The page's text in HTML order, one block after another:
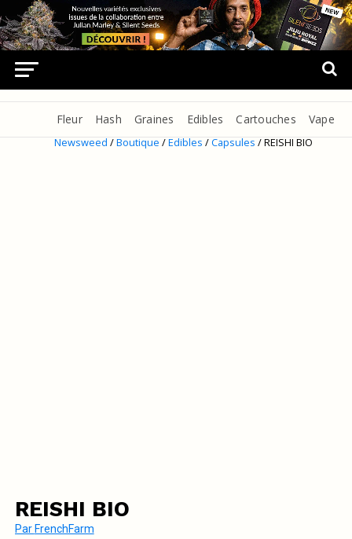
Fleur Hash Graines Edibles Cartouches Vape
Newsweed/Boutique/Edibles/Capsules/ REISHI BIO
REISHI BIO
Par FrenchFarm